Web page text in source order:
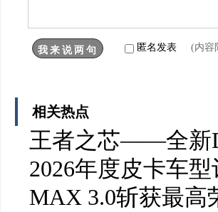
匿名发表 (内
相关热点
王者之芯——全新
2026年度皮卡车
MAX 3.0斩获最高